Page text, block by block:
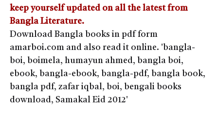
keep yourself updated on all the latest from
Bangla Literature.
Download Bangla books in pdf form
amarboi.com and also read it online. 'bangla-
boi, boimela, humayun ahmed, bangla boi,
ebook, bangla-ebook, bangla-pdf, bangla book,
bangla pdf, zafar iqbal, boi, bengali books
download, Samakal Eid 2012'